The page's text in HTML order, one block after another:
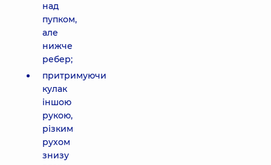
над
пупком,
але
нижче
ребер;
притримуючи
кулак
іншою
рукою,
різким
рухом
знизу